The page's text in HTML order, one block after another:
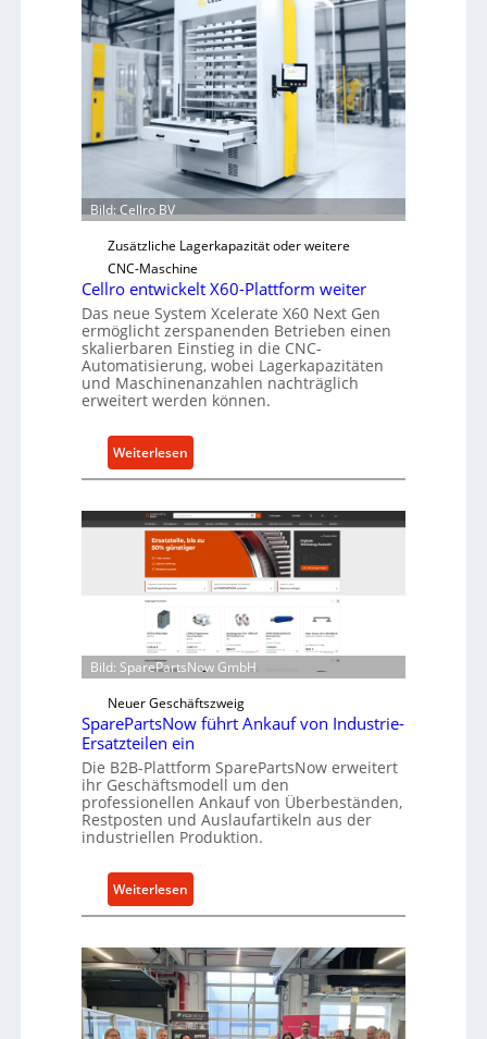
Bild: Cellro BV
Zusätzliche Lagerkapazität oder weitere
CNC-Maschine
Cellro entwickelt X60-Plattform weiter
Das neue System Xcelerate X60 Next Gen
ermöglicht zerspanenden Betrieben einen
skalierbaren Einstieg in die CNC-
Automatisierung, wobei Lagerkapazitäten
und Maschinenanzahlen nachträglich
erweitert werden können.
Weiterlesen:
C
l
l
o
e
n
t
w
i
c
k
e
l
t
X
0
-
l
a
t
Bild: SparePartsNow GmbH
Neuer Geschäftszweig
SparePartsNow führt Ankauf von Industrie-
Ersatzteilen ein
Die B2B-Plattform SparePartsNow erweitert
ihr Geschäftsmodell um den
professionellen Ankauf von Überbeständen,
Restposten und Auslaufartikeln aus der
industriellen Produktion.
Weiterlesen:
S
a
r
P